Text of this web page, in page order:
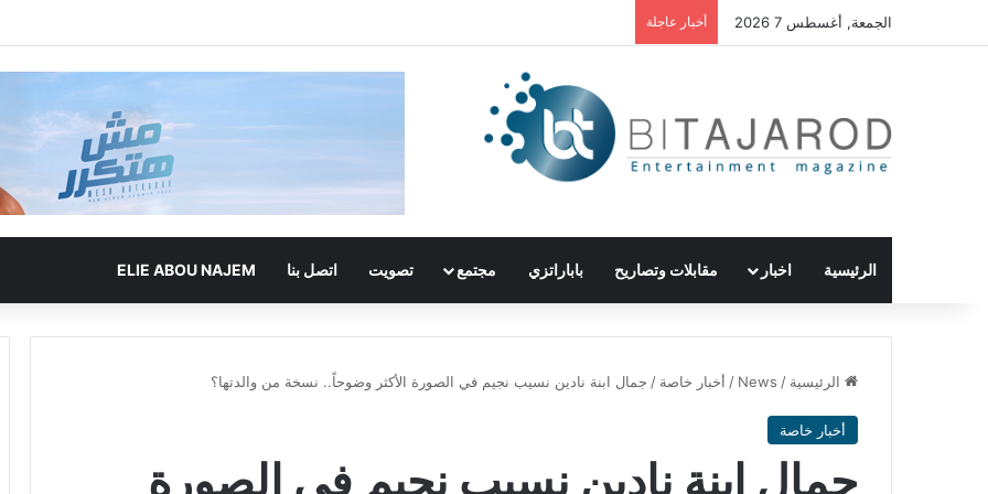
الجمعة, أغسطس 7 2026 أخبار عاجلة
الرئيسية اخبار مقابلات وتصاريح باباراتزي مجتمع تصويت اتصل بنا ELIE ABOU NAJEM
الرئيسية /
News
/ أخبار خاصة / جمال ابنة نادين نسيب نجيم في الصورة الأكثر وضوحاً.. نسخة من والدتها؟
أخبار خاصة
جمال ابنة نادين نسيب نجيم في الصورة